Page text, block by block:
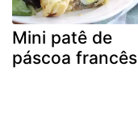
Mini patê de
páscoa francês